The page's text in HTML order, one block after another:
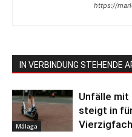
https://
IN VERBINDUNG STEHENDE
Málaga
Unfälle mit
steigt in